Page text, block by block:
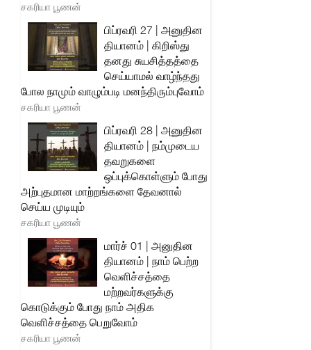
சகரியா பூணன்
பிப்ரவரி 27 | அனுதின
தியானம் | கிறிஸ்து
தனது சுயசித்தத்தை
செய்யாமல் வாழ்ந்தது
போல நாமும் வாழும்படி மனந்திரும்புவோம்
சகரியா பூணன்
பிப்ரவரி 28 | அனுதின
தியானம் | நம்முடைய
தவறுகளை
ஒப்புக்கொள்ளும் போது
அற்புதமான மாற்றங்களை தேவனால்
செய்ய முடியும்
சகரியா பூணன்
மார்ச் 01 | அனுதின
தியானம் | நாம் பெற்ற
வெளிச்சத்தை
மற்றவர்களுக்கு
கொடுக்கும் போது நாம் அதிக
வெளிச்சத்தை பெறுவோம்
சகரியா பூணன்